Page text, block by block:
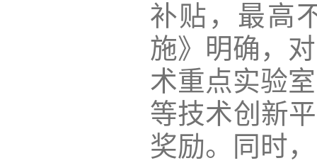
补贴，最高
施》明确，
术重点实验
等技术创新
奖励。同时